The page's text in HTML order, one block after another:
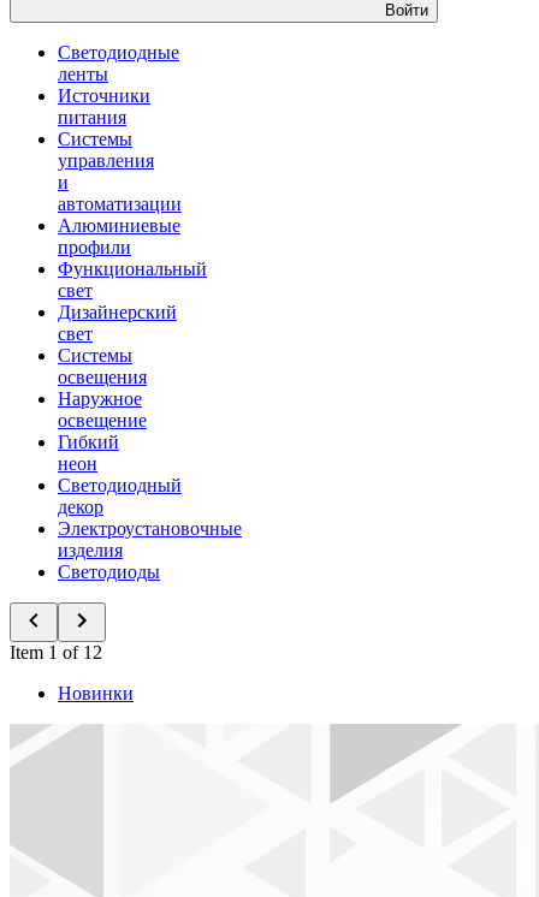
Войти
Светодиодные
ленты
Источники
питания
Системы
управления
и
автоматизации
Алюминиевые
профили
Функциональный
свет
Дизайнерский
свет
Системы
освещения
Наружное
освещение
Гибкий
неон
Светодиодный
декор
Электроустановочные
изделия
Светодиоды
Item 1 of 12
Новинки